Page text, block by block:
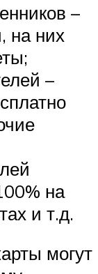
–
на них
–
на
и т.д.
могут